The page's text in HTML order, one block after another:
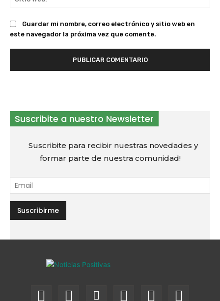
Guardar mi nombre, correo electrónico y sitio web en
este navegador la próxima vez que comente.
Suscribite a nuestro Newsletter
Suscribite para recibir nuestras novedades y
formar parte de nuestra comunidad!